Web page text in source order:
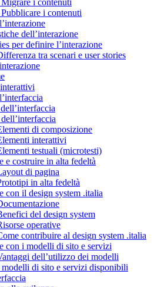
i contenuti
dell’interazione
per definire l’interazione
tra scenari e user stories
di composizione
interattivi
testuali (microtesti)
e costruire in alta fedeltà
di pagina
in alta fedeltà
con il design system .italia
del design system
operative
contribuire al design system .italia
con i modelli di sito e servizi
dell’utilizzo dei modelli
di sito e servizi disponibili